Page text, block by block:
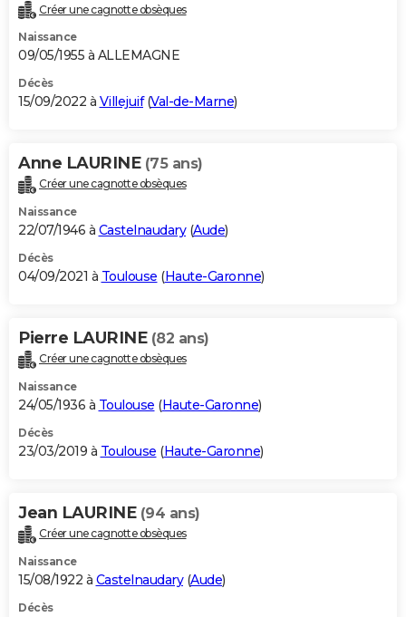
Créer une cagnotte obsèques
Naissance
09/05/1955 à ALLEMAGNE
Décès
15/09/2022 à Villejuif(Val-de-Marne)
Anne LAURINE (75 ans)
Créer une cagnotte obsèques
Naissance
22/07/1946 à Castelnaudary(Aude)
Décès
04/09/2021 à Toulouse (Haute-Garonne)
Pierre LAURINE (82 ans)
Créer une cagnotte obsèques
Naissance
24/05/1936 à Toulouse (Haute-Garonne)
Décès
23/03/2019 à Toulouse (Haute-Garonne)
Jean LAURINE (94 ans)
Créer une cagnotte obsèques
Naissance
15/08/1922 à Castelnaudary(Aude)
Décès